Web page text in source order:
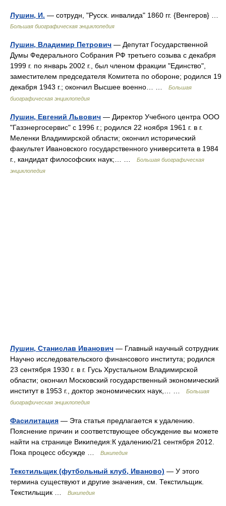
Лушин, И. — сотрудн, "Русск. инвалида" 1860 гг. {Венгеров} …
Большая биографическая энциклопедия
Лушин, Владимир Петрович — Депутат Государственной
Думы Федерального Собрания РФ третьего созыва с декабря
1999 г. по январь 2002 г., был членом фракции "Единство",
заместителем председателя Комитета по обороне; родился 19
декабря 1943 г.; окончил Высшее военно… …
Большая
биографическая энциклопедия
Лушин, Евгений Львович — Директор Учебного центра ООО
"Газэнергосервис" с 1996 г.; родился 22 ноября 1961 г. в г.
Меленки Владимирской области; окончил исторический
факультет Ивановского государственного университета в 1984
г., кандидат философских наук;… …
Большая биографическая
энциклопедия
Лушин, Станислав Иванович — Главный научный сотрудник
Научно исследовательского финансового института; родился
23 сентября 1930 г. в г. Гусь Хрустальном Владимирской
области; окончил Московский государственный экономический
институт в 1953 г., доктор экономических наук,… …
Большая
биографическая энциклопедия
Фасилитация — Эта статья предлагается к удалению.
Пояснение причин и соответствующее обсуждение вы можете
найти на странице Википедия:К удалению/21 сентября 2012.
Пока процесс обсужде …
Википедия
Текстильщик (футбольный клуб, Иваново) — У этого
термина существуют и другие значения, см. Текстильщик.
Текстильщик …
Википедия